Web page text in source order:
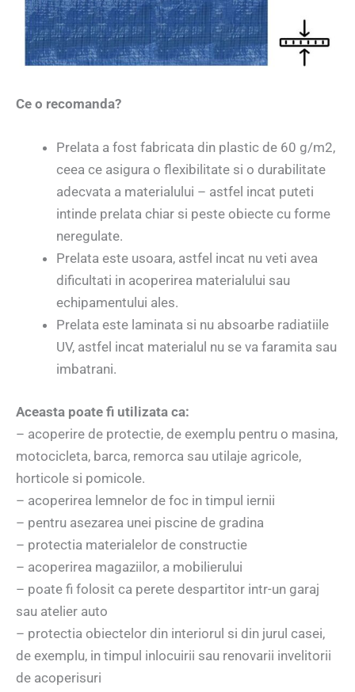
Ce o recomanda?
Prelata a fost fabricata din plastic de 60 g/m2,
ceea ce asigura o flexibilitate si o durabilitate
adecvata a materialului – astfel incat puteti
intinde prelata chiar si peste obiecte cu forme
neregulate.
Prelata este usoara, astfel incat nu veti avea
dificultati in acoperirea materialului sau
echipamentului ales.
Prelata este laminata si nu absoarbe radiatiile
UV, astfel incat materialul nu se va faramita sau
imbatrani.
Aceasta poate fi utilizata ca:
– acoperire de protectie, de exemplu pentru o masina,
motocicleta, barca, remorca sau utilaje agricole,
horticole si pomicole.
– acoperirea lemnelor de foc in timpul iernii
– pentru asezarea unei piscine de gradina
– protectia materialelor de constructie
– acoperirea magaziilor, a mobilierului
– poate fi folosit ca perete despartitor intr-un garaj
sau atelier auto
– protectia obiectelor din interiorul si din jurul casei,
de exemplu, in timpul inlocuirii sau renovarii invelitorii
de acoperisuri